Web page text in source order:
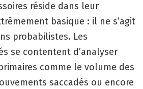
réside dans leur
basique : il ne s’agit
probabilistes. Les
se contentent d’analyser
comme le volume des
saccadés ou encore